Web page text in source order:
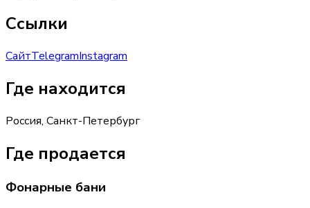
Ссылки
СайтTelegramInstagram
Где находится
Россия, Санкт-Петербург
Где продается
Фонарные бани